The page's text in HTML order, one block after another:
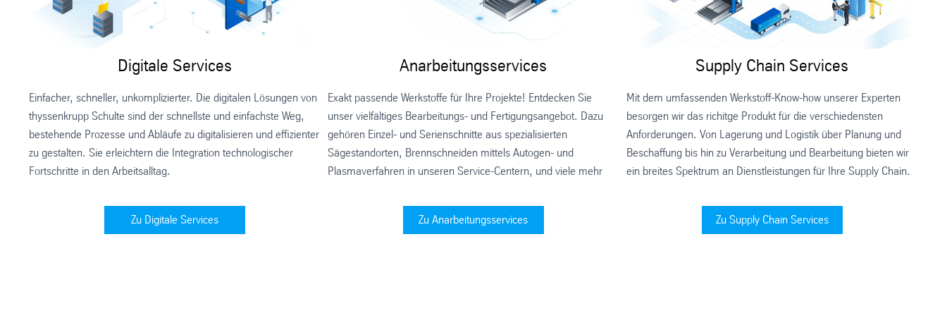
Digitale Services
Einfacher, schneller, unkomplizierter. Die digitalen Lösungen von
thyssenkrupp Schulte sind der schnellste und einfachste Weg,
bestehende Prozesse und Abläufe zu digitalisieren und effizienter
zu gestalten. Sie erleichtern die Integration technologischer
Fortschritte in den Arbeitsalltag.
Zu Digitale Services
Anarbeitungsservices
Exakt passende Werkstoffe für Ihre Projekte! Entdecken Sie
unser vielfältiges Bearbeitungs- und Fertigungsangebot. Dazu
gehören Einzel- und Serienschnitte aus spezialisierten
Sägestandorten, Brennschneiden mittels Autogen- und
Plasmaverfahren in unseren Service-Centern, und viele mehr
Zu Anarbeitungsservices
Supply Chain Services
Mit dem umfassenden Werkstoff-Know-how unserer Experten
besorgen wir das richitge Produkt für die verschiedensten
Anforderungen. Von Lagerung und Logistik über Planung und
Beschaffung bis hin zu Verarbeitung und Bearbeitung bieten wir
ein breites Spektrum an Dienstleistungen für Ihre Supply Chain.
Zu Supply Chain Services